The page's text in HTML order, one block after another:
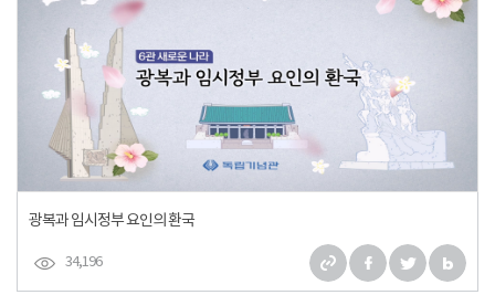
광복과 임시정부 요인의 환국
34,196